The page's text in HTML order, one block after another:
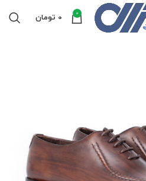
0
0 تومان